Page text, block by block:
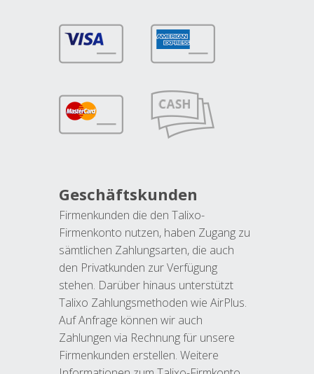
Geschäftskunden
Firmenkunden die den Talixo-
Firmenkonto nutzen, haben Zugang zu
sämtlichen Zahlungsarten, die auch
den Privatkunden zur Verfügung
stehen. Darüber hinaus unterstützt
Talixo Zahlungsmethoden wie AirPlus.
Auf Anfrage können wir auch
Zahlungen via Rechnung für unsere
Firmenkunden erstellen. Weitere